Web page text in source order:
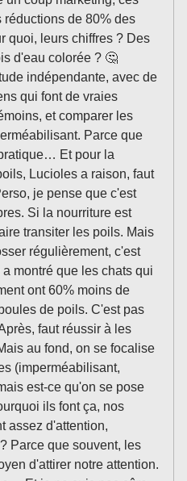
réductions de 80% des
quoi, leurs chiffres ? Des
d'eau colorée ? 🤔
indépendante, avec de
qui font de vraies
et comparer les
Parce que
Et pour la
Lucioles a raison, faut
je pense que c'est
Si la nourriture est
transiter les poils. Mais
régulièrement, c'est
montré que les chats qui
ont 60% moins de
de poils. C'est pas
faut réussir à les
au fond, on se focalise
(imperméabilisant,
est-ce qu'on se pose
ils font ça, nos
assez d'attention,
Parce que souvent, les
d'attirer notre attention.